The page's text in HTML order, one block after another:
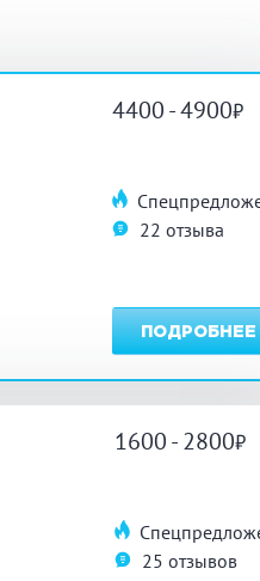
банщик
СПА
бани
на улице
парковка
4400 - 4900
22 отзыва
ПОДРОБНЕЕ
1600 - 2800
25 отзывов